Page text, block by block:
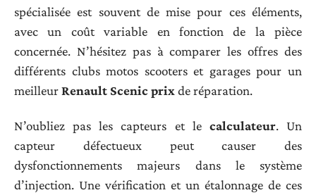
spécialisée est souvent de mise pour ces éléments,
avec un coût variable en fonction de la pièce
concernée. N’hésitez pas à comparer les offres des
différents clubs motos scooters et garages pour un
meilleurRenault Scenic prix de réparation.
N’oubliez pas les capteurs et le calculateur. Un
capteur défectueux peut causer des
dysfonctionnements majeurs dans le système
d’injection. Une vérification et un étalonnage de ces